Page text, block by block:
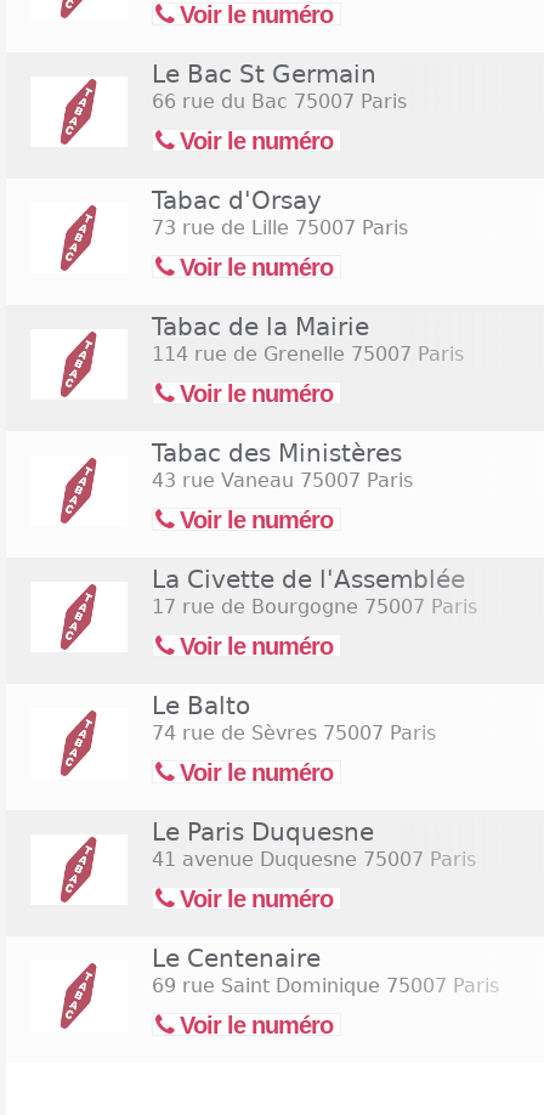
Voir le numéro
Le Bac St Germain
66 rue du Bac 75007 Paris
Voir le numéro
Tabac d'Orsay
73 rue de Lille 75007 Paris
Voir le numéro
Tabac de la Mairie
114 rue de Grenelle 75007 Paris
Voir le numéro
Tabac des Ministères
43 rue Vaneau 75007 Paris
Voir le numéro
La Civette de l'Assemblée
17 rue de Bourgogne 75007 Paris
Voir le numéro
Le Balto
74 rue de Sèvres 75007 Paris
Voir le numéro
Le Paris Duquesne
41 avenue Duquesne 75007 Paris
Voir le numéro
Le Centenaire
69 rue Saint Dominique 75007 Paris
Voir le numéro